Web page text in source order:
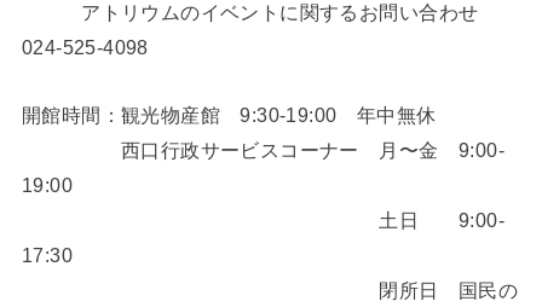
​​アトリウムのイベントに関するお問い合わせ
024-525-4098
開館時間：観光物産館 9:30-19:00 年中無休
西口行政サービスコーナー 月〜金 9:00-
19:00
土日 9:00-
17:30
閉所日 国民の